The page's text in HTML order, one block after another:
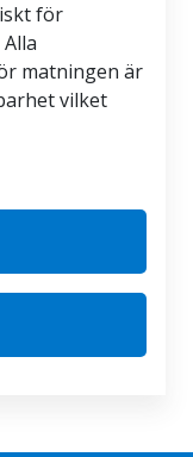
för
matningen är
vilket